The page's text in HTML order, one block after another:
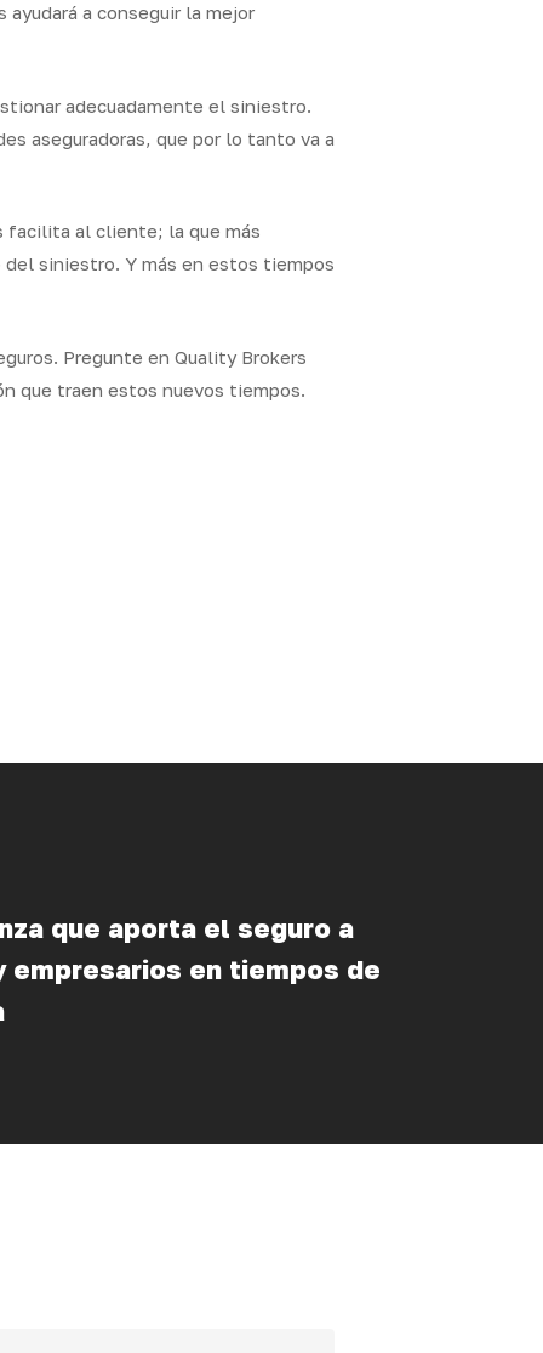
a conseguir la mejor
adecuadamente el siniestro.
aseguradoras, que por lo tanto va a
facilita al cliente; la que más
siniestro. Y más en estos tiempos
Pregunte en Quality Brokers
que traen estos nuevos tiempos.
que aporta el seguro a
empresarios en tiempos de